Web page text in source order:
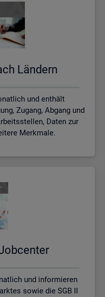
Län­dern
und enthält
Zugang, Abgang und
Daten zur
Merkmale.
und informieren
sowie die SGB II